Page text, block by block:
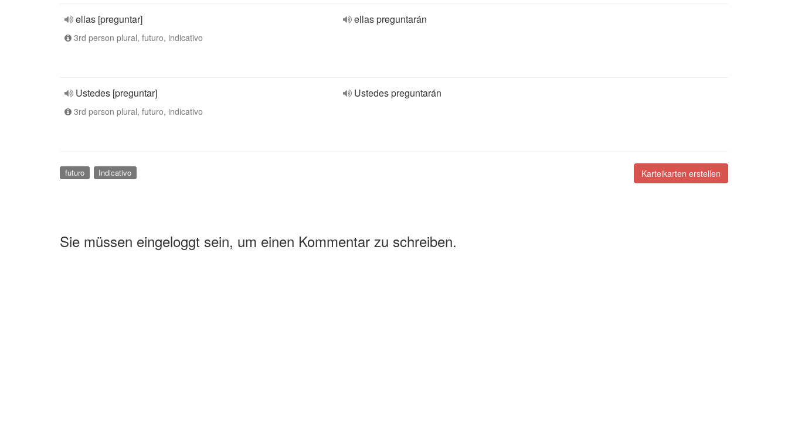
ellas [preguntar]
3rd person plural, futuro, indicativo
ellas preguntarán
Ustedes [preguntar]
3rd person plural, futuro, indicativo
Ustedes preguntarán
Karteikarten erstellen
futuro Indicativo
Sie müssen eingeloggt sein, um einen Kommentar zu schreiben.